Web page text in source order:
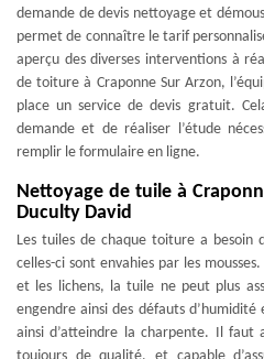
demande de devis nettoyage et
permet de connaître le tarif
aperçu des diverses interventions à
de toiture à Craponne Sur Arzon,
place un service de devis gratuit.
demande et de réaliser l’étude
remplir le formulaire en ligne.
Nettoyage de tuile à
Duculty David
Les tuiles de chaque toiture a besoin
celles-ci sont envahies par les
et les lichens, la tuile ne peut plus
engendre ainsi des défauts
ainsi d’atteindre la charpente. Il